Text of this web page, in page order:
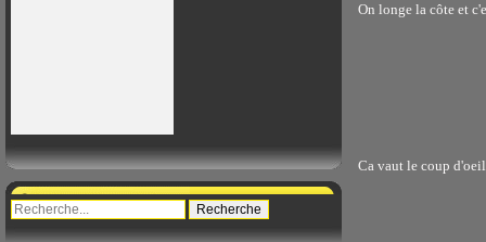
On longe la côte et
Ca vaut le coup